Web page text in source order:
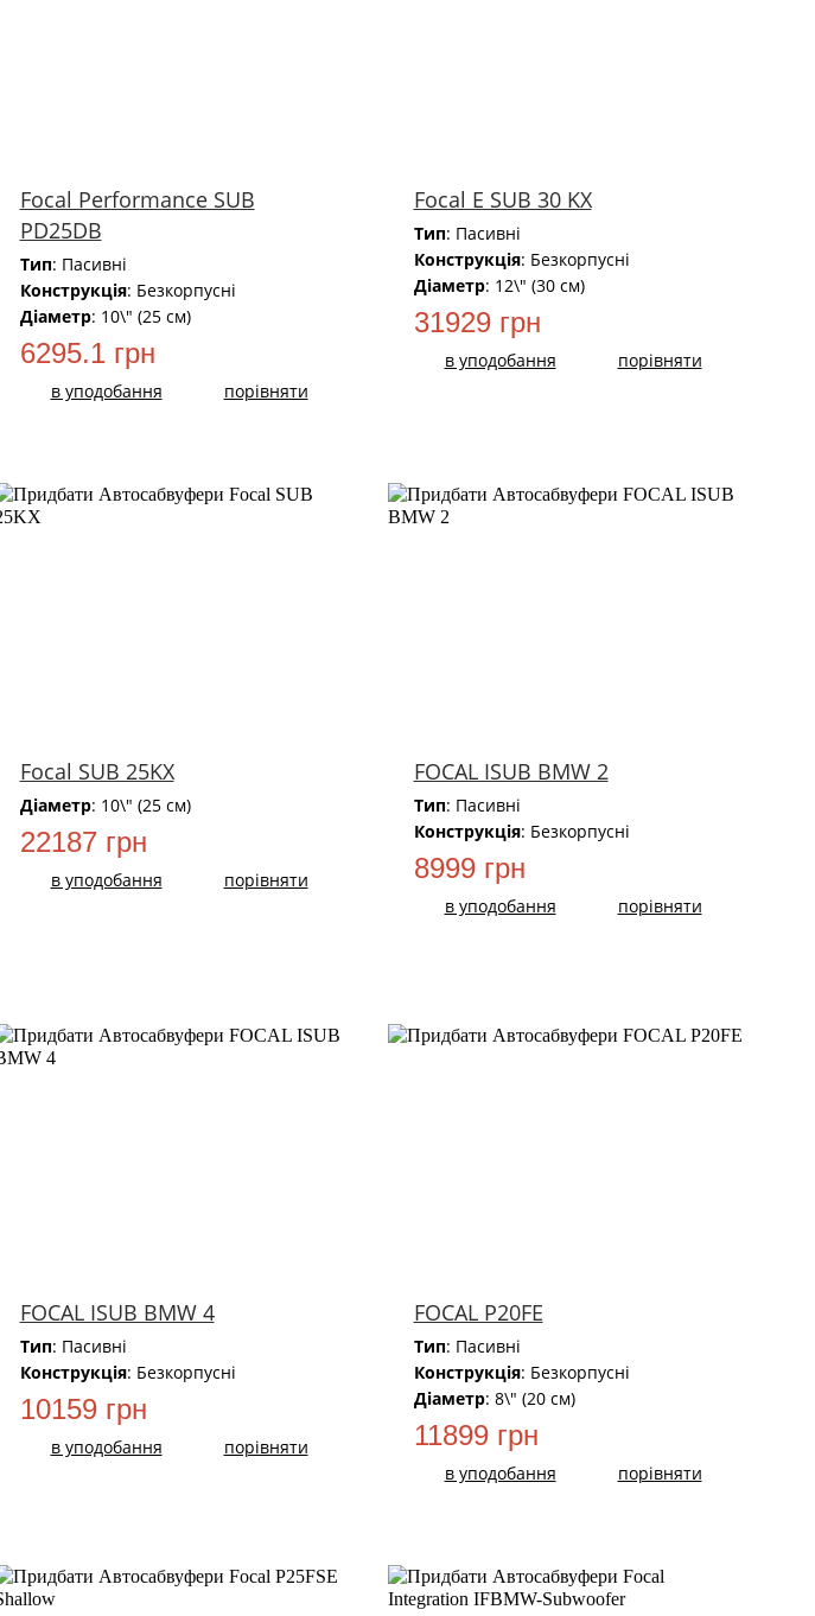
Focal Performance SUB
PD25DB
Тип: Пасивні
Конструкція: Безкорпусні
Діаметр: 10\" (25 см)
6295.1 грн
в уподобання порівняти
Focal E SUB 30 KX
Тип: Пасивні
Конструкція: Безкорпусні
Діаметр: 12\" (30 см)
31929 грн
в уподобання порівняти
Focal SUB 25KX
Діаметр: 10\" (25 см)
22187 грн
в уподобання порівняти
FOCAL ISUB BMW 2
Тип: Пасивні
Конструкція: Безкорпусні
8999 грн
в уподобання порівняти
FOCAL ISUB BMW 4
Тип: Пасивні
Конструкція: Безкорпусні
10159 грн
в уподобання порівняти
FOCAL P20FE
Тип: Пасивні
Конструкція: Безкорпусні
Діаметр: 8\" (20 см)
11899 грн
в уподобання порівняти